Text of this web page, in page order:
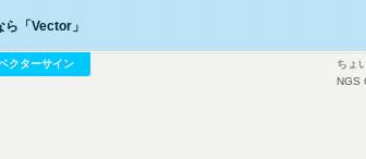
ちょ
NGS
「Vector」
クターサイン